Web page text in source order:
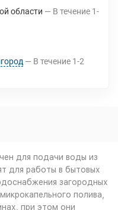
области В течение 1-
В течение 1-2
для подачи воды из
для работы в бытовых
загородных
полива,
при этом они